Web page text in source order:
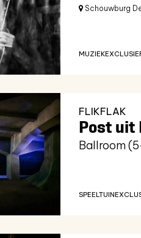
Schouwburg
MUZIEK
Post uit
Ballroom
FLIKFLAK
SPEELTUIN